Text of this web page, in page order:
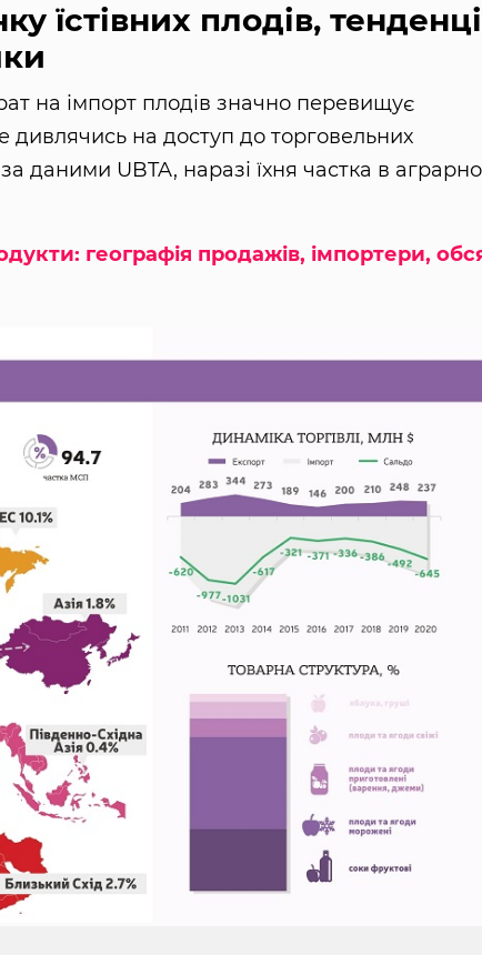
їстівних плодів,
на імпорт плодів значно перевищує
дивлячись на доступ до торговельних
даними UBTA, наразі їхня частка в
географія продажів, імпортери,